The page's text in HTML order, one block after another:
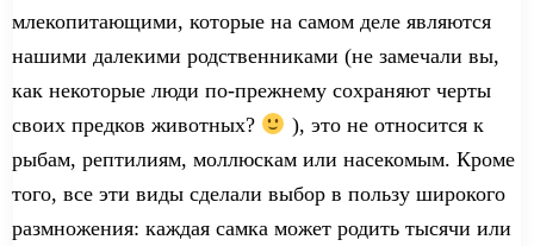
млекопитающими, которые на самом деле являются
нашими далекими родственниками (не замечали вы,
как некоторые люди по-прежнему сохраняют черты
своих предков животных? ), это неотносится к
рыбам, рептилиям, моллюскам или насекомым. Кроме
того, все эти виды сделали выбор в пользу широкого
размножения: каждая самка может родить тысячи или